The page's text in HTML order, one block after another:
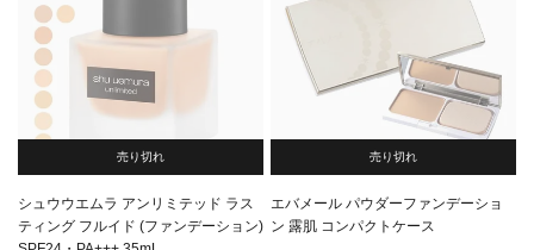
売り切れ
シュウウエムラ アンリミテッド ラス
ティング フルイド (ファンデーション)
売り切れ
エバメール パウダーファンデーショ
ン 露肌 コンパクトケース